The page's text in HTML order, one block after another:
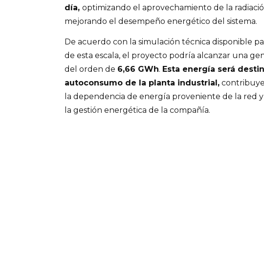
día, optimizando el aprovechamiento de la
mejorando el desempeño energético del sistema.
De acuerdo con la simulación técnica disponible
de esta escala, el proyecto podría alcanzar una
del orden de 6,66 GWh. Esta energía será
autoconsumo de la planta industrial,
la dependencia de energía proveniente de la red
la gestión energética de la compañía.